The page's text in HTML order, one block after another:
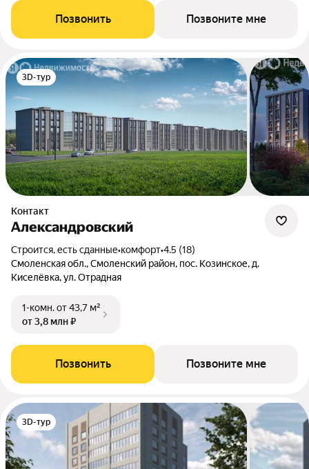
Позвонить Позвоните мне
3D-тур
Контакт
Александровский
Строится, есть сданные•комфорт•4.5 (18)
Смоленская обл., Смоленский район, пос. Козинское, д.
Киселёвка, ул. Отрадная
1-комн.от 43,7 м²
от 3,8 млн ₽
Позвонить Позвоните мне
3D-тур